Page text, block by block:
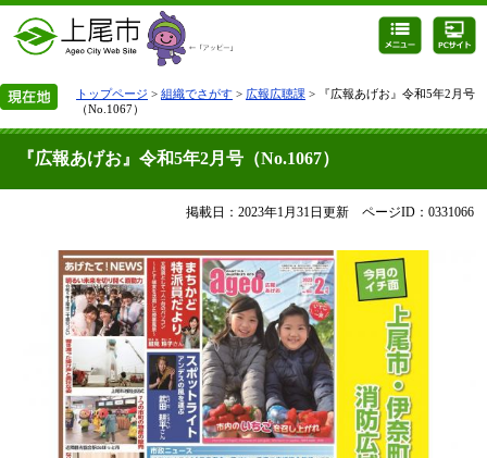
トップページ > 組織でさがす > 広報広聴課 > 『広報あげお』令和5年2月号
（No.1067）
『広報あげお』令和5年2月号（No.1067）
掲載日：2023年1月31日更新 ページID：0331066